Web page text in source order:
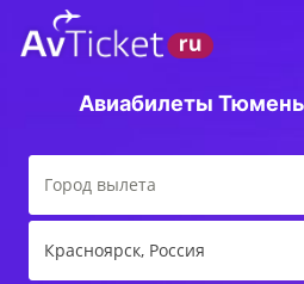
Авиабилеты
Красноярск, Россия